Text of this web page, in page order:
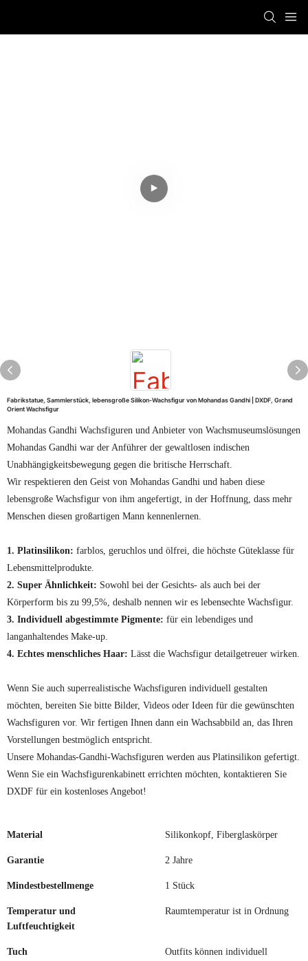
Fabrikstatue, Sammlerstück, lebensgroße Silikon-Wachsfigur von Mohandas Gandhi | DXDF, Grand
Orient Wachsfigur
Mohandas Gandhi Wachsfiguren und Anbieter von Wachsmuseumslösungen
Mohandas Gandhi war der Anführer der gewaltlosen indischen
Unabhängigkeitsbewegung gegen die britische Herrschaft.
Wir respektieren den Geist von Mohandas Gandhi und haben diese
lebensgroße Wachsfigur von ihm angefertigt, in der Hoffnung, dass mehr
Menschen diesen großartigen Mann kennenlernen.
1. Platinsilikon: farblos, geruchlos und ölfrei, die höchste Güteklasse für
Lebensmittelprodukte.
2. Super Ähnlichkeit: Sowohl bei der Gesichts- als auch bei der
Körperform bis zu 99,5%, deshalb nennen wir es lebensechte Wachsfigur.
3. Individuell abgestimmte Pigmente: für ein lebendiges und
langanhaltendes Make-up.
4. Echtes menschliches Haar: Lässt die Wachsfigur detailgetreuer wirken.
Wenn Sie auch superrealistische Wachsfiguren individuell gestalten
möchten, bereiten Sie bitte Bilder, Videos oder Ideen für die gewünschten
Wachsfiguren vor. Wir fertigen Ihnen dann ein Wachsabbild an, das Ihren
Vorstellungen bestmöglich entspricht.
Unsere Mohandas-Gandhi-Wachsfiguren werden aus Platinsilikon gefertigt.
Wenn Sie ein Wachsfigurenkabinett errichten möchten, kontaktieren Sie
DXDF für ein kostenloses Angebot!
Material Silikonkopf, Fiberglaskörper
Garantie 2 Jahre
Mindestbestellmenge 1 Stück
Temperatur und
Luftfeuchtigkeit
Raumtemperatur ist in Ordnung
Tuch
Outfits können individuell